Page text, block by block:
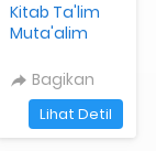
Kitab Ta'lim
Muta'alim
Bagikan
`
Lihat Detil